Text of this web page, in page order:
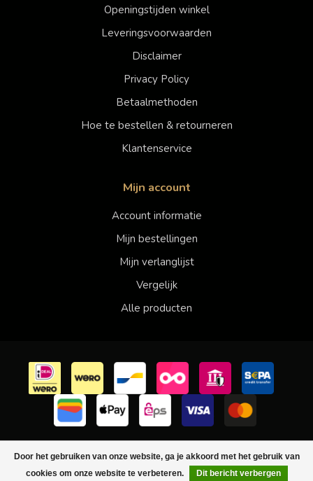
Door het gebruiken van onze website, ga je akkoord met het gebruik van
cookies om onze website te verbeteren.
Dit bericht verbergen
Openingstijden winkel
Leveringsvoorwaarden
Disclaimer
Privacy Policy
Betaalmethoden
Hoe te bestellen & retourneren
Klantenservice
Mijn account
Account informatie
Mijn bestellingen
Mijn verlanglijst
Vergelijk
Alle producten
Lightspeed design
by Dyvelopment